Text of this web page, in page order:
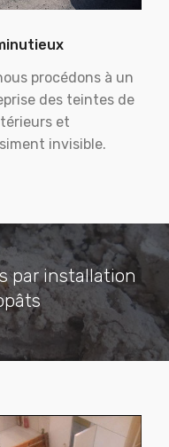
procédons à un
des teintes de
et
invisible.
par installation